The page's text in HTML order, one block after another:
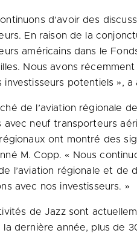
d’avoir des
En raison de la
américains dans le
Nous avons
investisseurs potentiels », a
de l’aviation régionale
avec neuf transporteurs
ont montré des
M. Copp. « Nous
l’aviation régionale et de
avec nos investisseurs. »
de Jazz sont
la dernière année, plus de